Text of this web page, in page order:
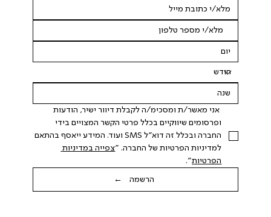
אני מאשר/ת ומסכימ/ה לקבלת דיוור ישיר, הודעות
החברה ובכלל זה דוא"ל SMS ועוד. המידע ייאסף בהתאם
למדיניות הפרטיות של החברה. "
צפייה במדיניות
הפרטיות".
הרשמה ←